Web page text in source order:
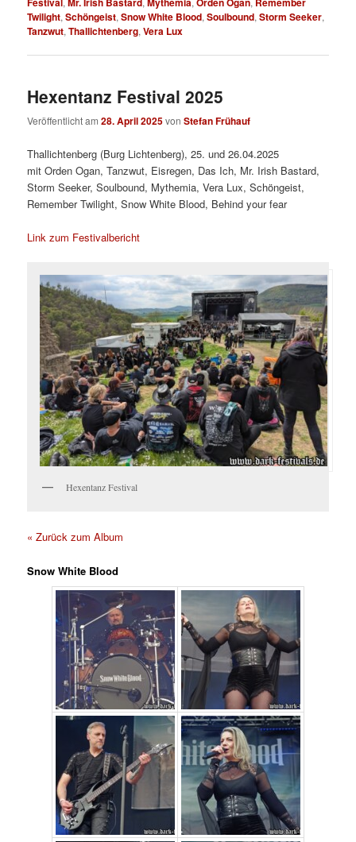
Twilight,Schöngeist,Snow White Blood,Soulbound,Storm Seeker,
Tanzwut,Thallichtenberg,Vera Lux
Hexentanz Festival 2025
Veröffentlicht am28. April 2025vonStefan Frühauf
Thallichtenberg (Burg Lichtenberg), 25. und 26.04.2025
mit Orden Ogan, Tanzwut, Eisregen, Das Ich, Mr. Irish Bastard,
Storm Seeker, Soulbound, Mythemia, Vera Lux, Schöngeist,
Remember Twilight, Snow White Blood, Behind your fear
Link zum Festivalbericht
Hexentanz Festival
« Zurück zum Album
Snow White Blood